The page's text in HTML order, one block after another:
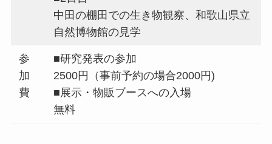
中田の棚田での生き物観察、和歌山県立
自然博物館の見学
参
加
費
■研究発表の参加
2500円（事前予約の場合2000円)
■展示・物販ブースへの入場
無料